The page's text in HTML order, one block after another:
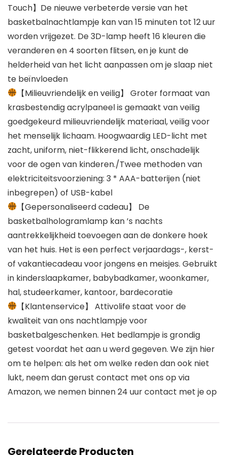
Touch】De nieuwe verbeterde versie van het
basketbalnachtlampje kan van 15 minuten tot 12 uur
worden vrijgezet. De 3D-lamp heeft 16 kleuren die
veranderen en 4 soorten flitsen, en je kunt de
helderheid van het licht aanpassen om je slaap niet
te beïnvloeden
【Milieuvriendelijk en veilig】 Groter formaat van
krasbestendig acrylpaneel is gemaakt van veilig
goedgekeurd milieuvriendelijk materiaal, veilig voor
het menselijk lichaam. Hoogwaardig LED-licht met
zacht, uniform, niet-flikkerend licht, onschadelijk
voor de ogen van kinderen./Twee methoden van
elektriciteitsvoorziening: 3 * AAA-batterijen (niet
inbegrepen) of USB-kabel
【Gepersonaliseerd cadeau】 De
basketbalhologramlamp kan ’s nachts
aantrekkelijkheid toevoegen aan de donkere hoek
van het huis. Het is een perfect verjaardags-, kerst-
of vakantiecadeau voor jongens en meisjes. Gebruikt
in kinderslaapkamer, babybadkamer, woonkamer,
hal, studeerkamer, kantoor, bardecoratie
【Klantenservice】 Attivolife staat voor de
kwaliteit van ons nachtlampje voor
basketbalgeschenken. Het bedlampje is grondig
getest voordat het aan u werd gegeven. We zijn hier
om te helpen: als het om welke reden dan ook niet
lukt, neem dan gerust contact met ons op via
Amazon, we nemen binnen 24 uur contact met je op
Gerelateerde Producten